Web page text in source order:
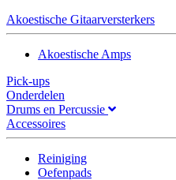
Akoestische Gitaarversterkers
Akoestische Amps
Pick-ups
Onderdelen
Drums en Percussie
Accessoires
Reiniging
Oefenpads